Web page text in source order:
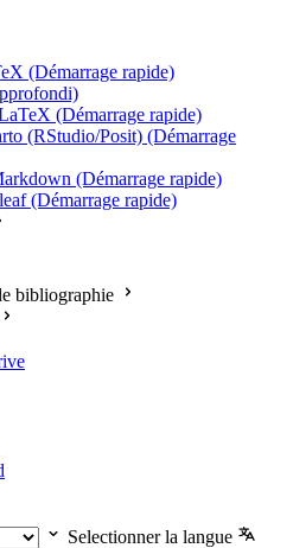
(Démarrage rapide)
(Démarrage rapide)
(RStudio/Posit) (Démarrage
(Démarrage rapide)
(Démarrage rapide)
bibliographie
Selectionner la langue